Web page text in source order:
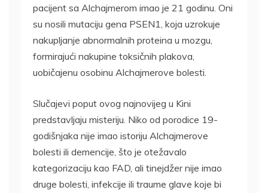
pacijent sa Alchajmerom imao je 21 godinu. Oni
su nosili mutaciju gena PSEN1, koja uzrokuje
nakupljanje abnormalnih proteina u mozgu,
formirajući nakupine toksičnih plakova,
uobičajenu osobinu Alchajmerove bolesti.
Slučajevi poput ovog najnovijeg u Kini
predstavljaju misteriju. Niko od porodice 19-
godišnjaka nije imao istoriju Alchajmerove
bolesti ili demencije, što je otežavalo
kategorizaciju kao FAD, ali tinejdžer nije imao
druge bolesti, infekcije ili traume glave koje bi